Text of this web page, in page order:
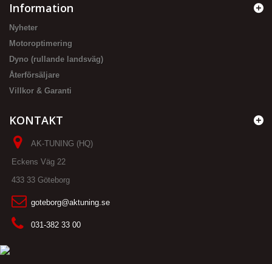
Information
Nyheter
Motoroptimering
Dyno (rullande landsväg)
Återförsäljare
Villkor & Garanti
KONTAKT
AK-TUNING (HQ)
Eckens Väg 22
433 33 Göteborg
goteborg@aktuning.se
031-382 33 00